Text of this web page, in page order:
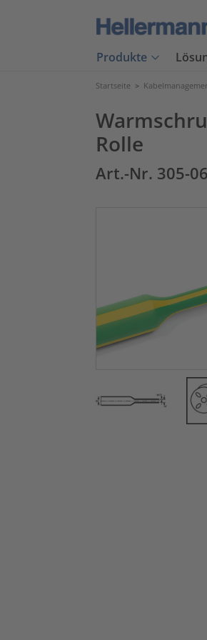
Produkte
Startseite >
Rolle
Art.-Nr. 305-